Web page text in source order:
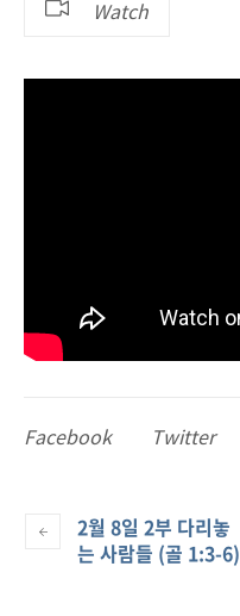
Watch
Facebook Twitter
2월 8일 2부 다리놓
는 사람들 (골 1:3-6)